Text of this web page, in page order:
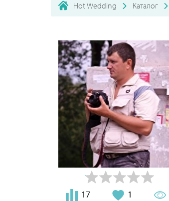
Hot Wedding Каталог
17 1